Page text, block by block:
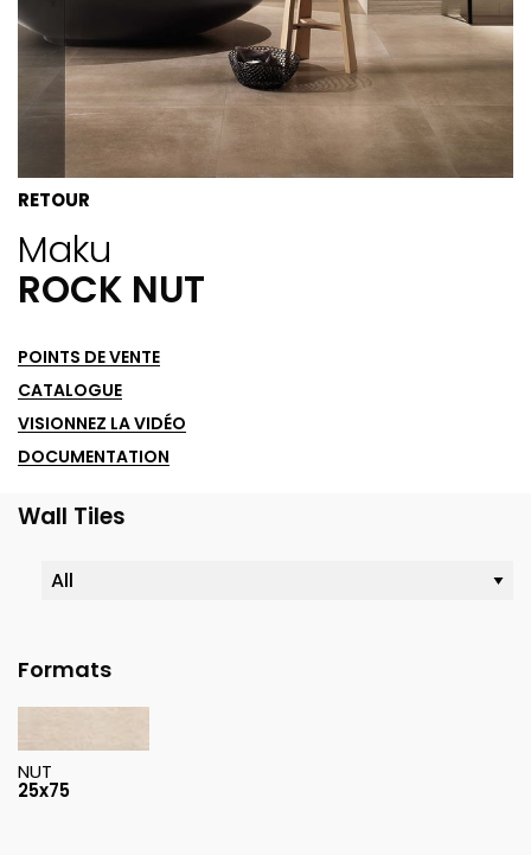
RETOUR
Maku
ROCK NUT
POINTS DE VENTE
CATALOGUE
VISIONNEZ LA VIDÉO
DOCUMENTATION
Wall Tiles
Formats
NUT
25x75